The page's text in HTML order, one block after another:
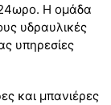
Η ομάδα
υδραυλικές
υπηρεσίες
και μπανιέρες